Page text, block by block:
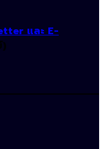
และ E-
)